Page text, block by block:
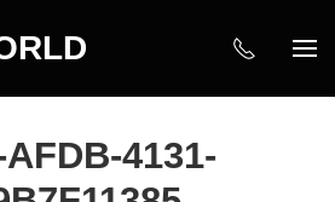
4131-